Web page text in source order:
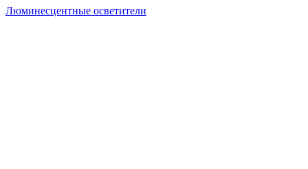
Люминесцентные осветители